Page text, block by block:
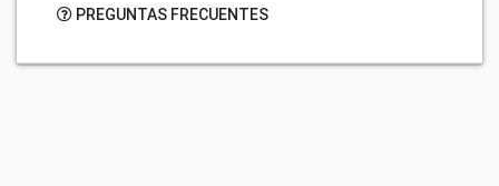
PREGUNTAS FRECUENTES